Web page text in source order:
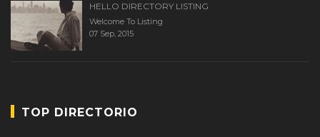
HELLO DIRECTORY LISTING
Welcome To Listing
07 Sep, 2015
TOP DIRECTORIO